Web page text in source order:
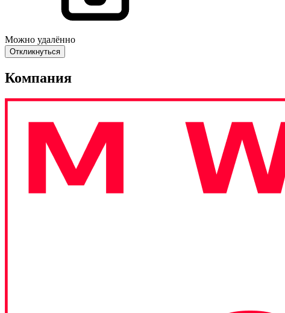
Можно удалённо
Откликнуться
Компания